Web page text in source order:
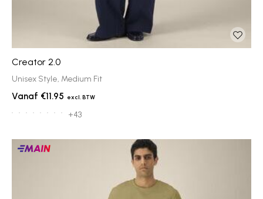
Creator 2.0
Unisex Style, Medium Fit
€11.95
+43
Main